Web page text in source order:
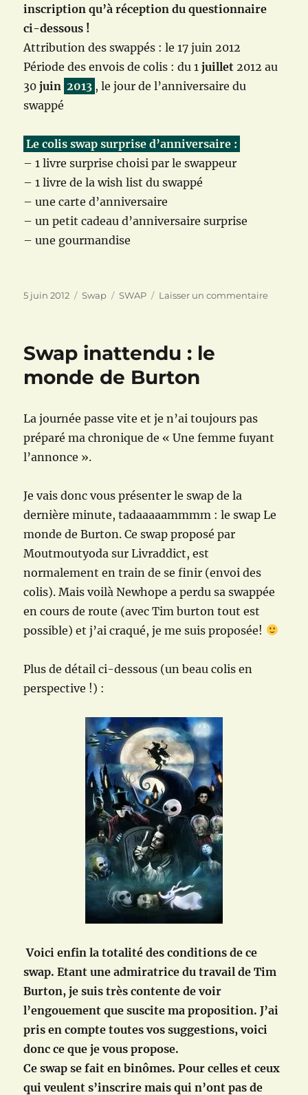
inscription qu’à réception du questionnaire
ci-dessous !
Attribution des swappés : le 17 juin 2012
Période des envois de colis : du 1juillet 2012 au
30juin 2013 , le jour de l’anniversaire du
swappé
Le colis swap surprise d’anniversaire :
– 1 livre surprise choisi par le swappeur
– 1 livre de la wish list du swappé
– une carte d’anniversaire
– un petit cadeau d’anniversaire surprise
– une gourmandise
Publié
5 juin 2012 Catégories
Swap Étiquettes
SWAP Laisser un commentairesur
Swap inattendu : le
monde de Burton
La journée passe vite et je n’ai toujours pas
préparé ma chronique de « Une femme fuyant
l’annonce ».
Je vais donc vous présenter le swap de la
dernière minute, tadaaaaammmm : le swap Le
monde de Burton. Ce swap proposé par
Moutmoutyoda sur Livraddict, est
normalement en train de se finir (envoi des
colis). Mais voilà Newhope a perdu sa swappée
en cours de route (avec Tim burton tout est
possible) et j’ai craqué, je me suis proposée!
Plus de détail ci-dessous (un beau colis en
perspective !) :
Voici enfin la totalité des conditions de ce
swap. Etant une admiratrice du travail de Tim
Burton, je suis très contente de voir
l’engouement que suscite ma proposition. J’ai
pris en compte toutes vos suggestions, voici
donc ce que je vous propose.
Ce swap se fait en binômes. Pour celles et ceux
qui veulent s’inscrire mais qui n’ont pas de